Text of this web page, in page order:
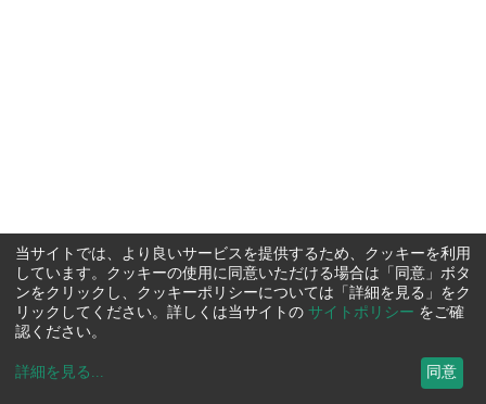
当サイトでは、より良いサービスを提供するため、クッキーを利用
しています。クッキーの使用に同意いただける場合は「同意」ボタ
ンをクリックし、クッキーポリシーについては「詳細を見る」をク
リックしてください。詳しくは当サイトの サイトポリシー をご確
認ください。
詳細を見る ... 同意